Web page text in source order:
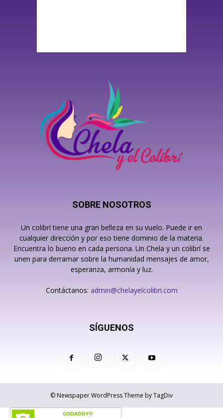
SOBRE NOSOTROS
Un colibrí tiene una gran belleza en su vuelo. Puede ir en
cualquier dirección y por eso tiene dominio de la materia.
Encuentra lo bueno en cada persona. Un Chela y un colibrí se
unen para derramar sobre la humanidad mensajes de amor,
esperanza, armonía y luz.
Contáctanos: admin@chelayelcolibri.com
SÍGUENOS
© Newspaper WordPress Theme by TagDiv